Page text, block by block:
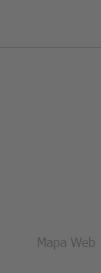
Mapa Web